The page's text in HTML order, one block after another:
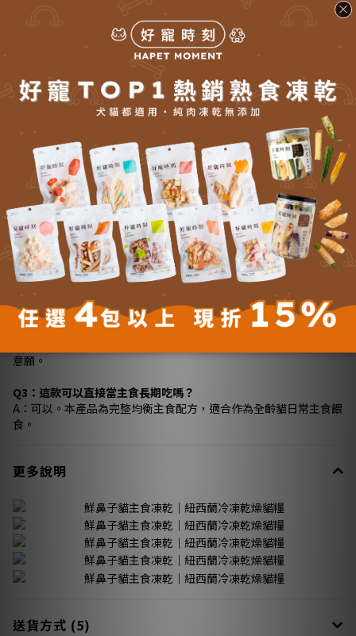
佐餐：2.5～5公斤 30克
佐餐：5～7.5公斤 30克以上
■ 本產品限寵物食用
■ 未開封請置於乾燥、兒童無法取得處
■ 開封後請密封隔絕空氣防潮，置於乾燥處
■ 不建議冷藏或冷凍，避免冷熱空氣交替受潮
■ 泡開後請於30分鐘內食用完畢
■ 使用後請清潔流理台、器皿、餐具、手
■ 飼主可以依照運動量、年齡、環境...等，按照餵食量需求做調整
■ 生肉糧因為天然食材製造，所以顏色、形狀、味道會因為食材有
些許不同，皆為正常現象。
■ FAQ
Q1：冷凍乾燥主食和一般乾糧有什麼不同？
A：冷凍乾燥技術能保留較多原始食材營養與天然香氣，口感更接近
原型肉類，通常適口性也更高。
Q2：牛肉＋兔肉配方適合挑食貓嗎？
意願。
Q3：這款可以直接當主食長期吃嗎？
A：可以。本產品為完整均衡主食配方，適合作為全齡貓日常主食餵
食。
更多說明
送貨方式 (5)